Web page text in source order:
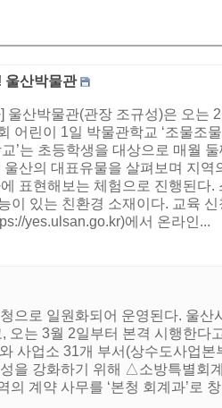
울산박물관
울산박물관(관장 조규성)은 오는
어린이 1일 박물관학교 ‘조물조
’는 초등학생을 대상으로 매월
산의 대표유물을 살펴보며 지
표현해보는 체험으로 진행된다
이 있는 친환경 소재이다. 교육
yes.ulsan.go.kr)에서 온라인...
으로 일원화되어 운영된다. 울
는 3월 2일부터 본격 시행한다
사업소 31개 부서(상수도사업
을 강화하기 위해 △소방특별
계약 사무를 ‘본청 회계과’로